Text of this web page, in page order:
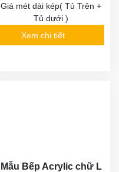
Giá mét dài kép( Tủ Trên +
Tủ dưới )
Xem chi tiết
Mẫu Bếp Acrylic chữ L